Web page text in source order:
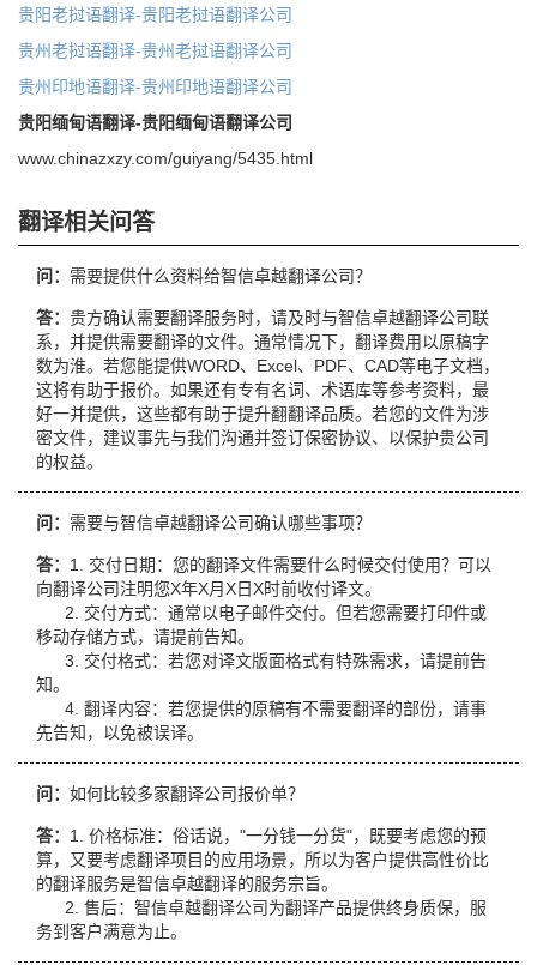
贵阳老挝语翻译-贵阳老挝语翻译公司
贵州老挝语翻译-贵州老挝语翻译公司
贵州印地语翻译-贵州印地语翻译公司
贵阳缅甸语翻译-贵阳缅甸语翻译公司
www.chinazxzy.com/guiyang/5435.html
翻译相关问答
问： 需要提供什么资料给智信卓越翻译公司？
答： 贵方确认需要翻译服务时，请及时与智信卓越翻译公司联
系，并提供需要翻译的文件。通常情况下，翻译费用以原稿字
数为淮。若您能提供WORD、Excel、PDF、CAD等电子文档，
这将有助于报价。如果还有专有名词、术语库等参考资料，最
好一并提供，这些都有助于提升翻翻译品质。若您的文件为涉
密文件，建议事先与我们沟通并签订保密协议、以保护贵公司
的权益。
问： 需要与智信卓越翻译公司确认哪些事项？
答： 1. 交付日期：您的翻译文件需要什么时候交付使用？可以
向翻译公司注明您X年X月X日X时前收付译文。
2. 交付方式：通常以电子邮件交付。但若您需要打印件或
移动存储方式，请提前告知。
3. 交付格式：若您对译文版面格式有特殊需求，请提前告
知。
4. 翻译内容：若您提供的原稿有不需要翻译的部份，请事
先告知，以免被误译。
问： 如何比较多家翻译公司报价单？
答： 1. 价格标准：俗话说，"一分钱一分货"，既要考虑您的预
算，又要考虑翻译项目的应用场景，所以为客户提供高性价比
的翻译服务是智信卓越翻译的服务宗旨。
2. 售后：智信卓越翻译公司为翻译产品提供终身质保，服
务到客户满意为止。